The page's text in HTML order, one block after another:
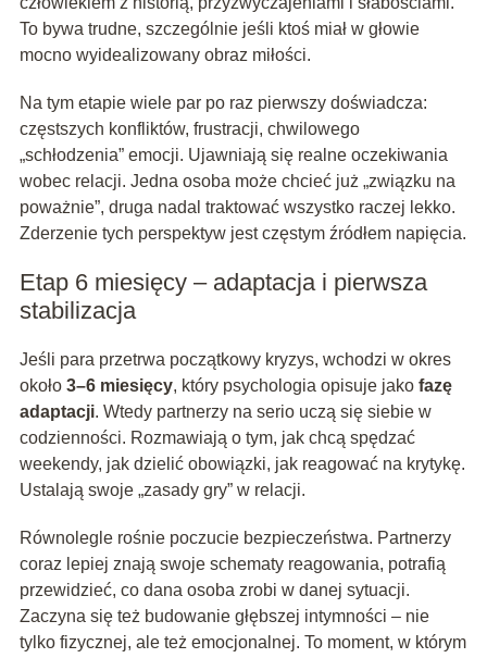
To bywa trudne, szczególnie jeśli ktoś miał w głowie
mocno wyidealizowany obraz miłości.
Na tym etapie wiele par po raz pierwszy doświadcza:
częstszych konfliktów, frustracji, chwilowego
„schłodzenia” emocji. Ujawniają się realne oczekiwania
wobec relacji. Jedna osoba może chcieć już „związku na
poważnie”, druga nadal traktować wszystko raczej lekko.
Zderzenie tych perspektyw jest częstym źródłem napięcia.
Etap 6 miesięcy – adaptacja i pierwsza
stabilizacja
Jeśli para przetrwa początkowy kryzys, wchodzi w okres
około 3–6 miesięcy, który psychologia opisuje jako fazę
adaptacji. Wtedy partnerzy na serio uczą się siebie w
codzienności. Rozmawiają o tym, jak chcą spędzać
weekendy, jak dzielić obowiązki, jak reagować na krytykę.
Ustalają swoje „zasady gry” w relacji.
Równolegle rośnie poczucie bezpieczeństwa. Partnerzy
coraz lepiej znają swoje schematy reagowania, potrafią
przewidzieć, co dana osoba zrobi w danej sytuacji.
Zaczyna się też budowanie głębszej intymności – nie
tylko fizycznej, ale też emocjonalnej. To moment, w którym